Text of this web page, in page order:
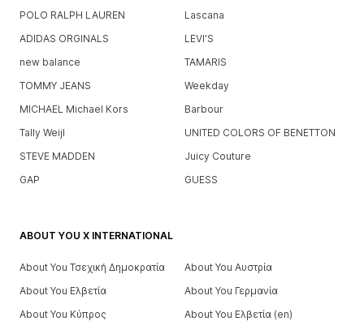
POLO RALPH LAUREN
Lascana
ADIDAS ORGINALS
LEVI'S
new balance
TAMARIS
TOMMY JEANS
Weekday
MICHAEL Michael Kors
Barbour
Tally Weijl
UNITED COLORS OF BENETTON
STEVE MADDEN
Juicy Couture
GAP
GUESS
ABOUT YOU X INTERNATIONAL
About You Τσεχική Δημοκρατία
About You Αυστρία
About You Ελβετία
About You Γερμανία
About You Κύπρος
About You Ελβετία (en)